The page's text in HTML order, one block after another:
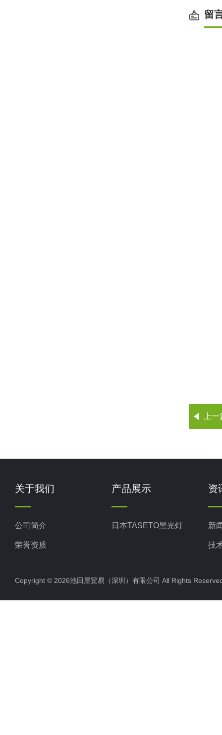
留
上
关于我们
公司简介
荣誉资质
产品展示
日本TASETO黑光灯
资
新
技
Copyright © 2026池田屋贸易（深圳）有限公司 All Rights